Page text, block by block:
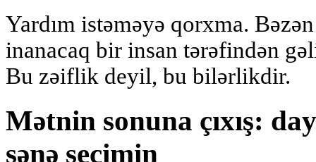
Yardım istəməyə qorxma.
inanacaq bir insan tərəfindən
Bu zəiflik deyil, bu bilərlikdir.
Mətnin sonuna çıxış:
sənə seçimin